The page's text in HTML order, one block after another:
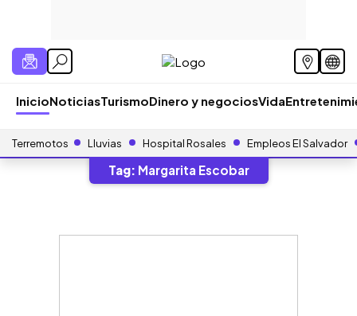
InicioNoticiasTurismoDinero y negociosVida
Terremotos Lluvias Hospital Rosales Empleos El Salvador
Tag: Margarita Escobar